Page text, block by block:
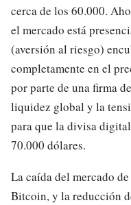
cerca de los 60.000.
el mercado está
(aversión al riesgo)
completamente en el
por parte de una firma
liquidez global y la
para que la divisa
70.000 dólares.
La caída del mercado
Bitcoin, y la reducción